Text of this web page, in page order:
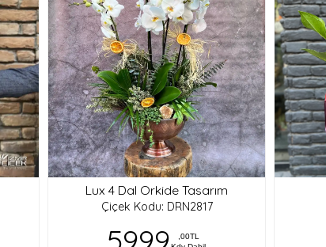
Lux 4 Dal Orkide Tasarım
Çiçek Kodu: DRN2817
,00TL